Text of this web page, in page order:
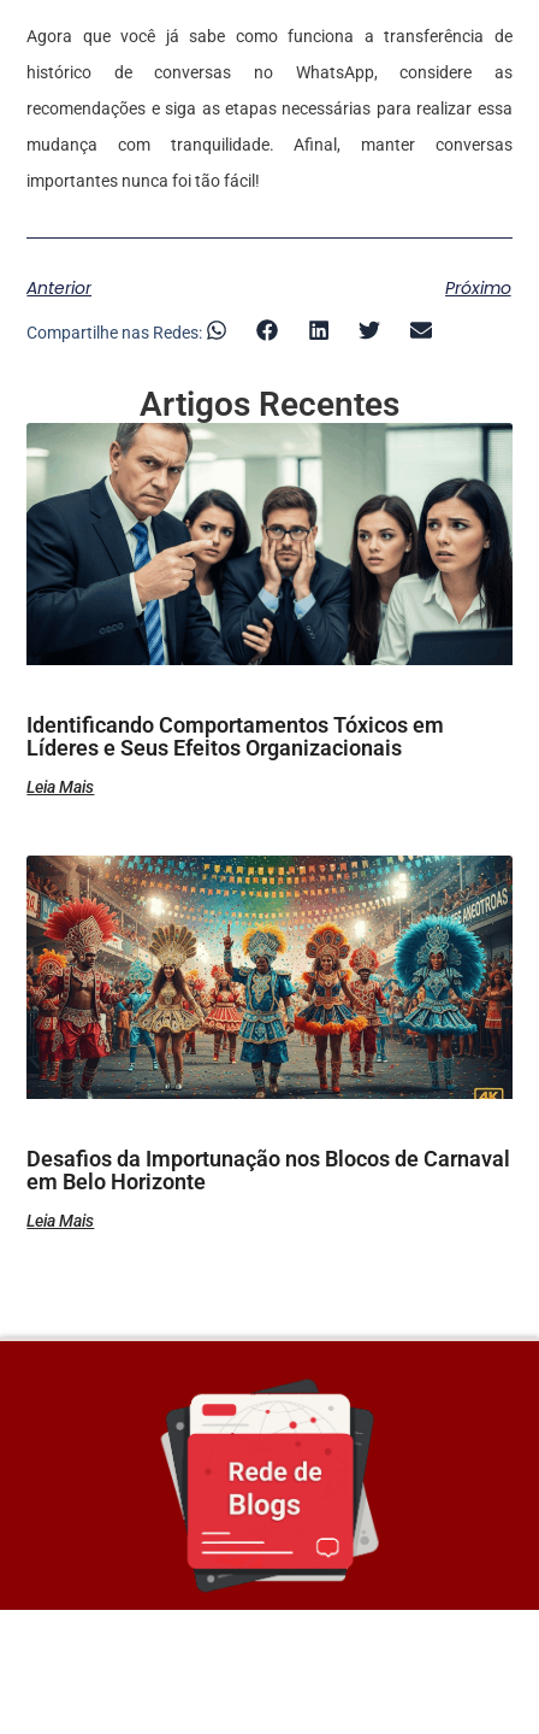
Agora que você já sabe como funciona a transferência de
histórico de conversas no WhatsApp, considere as
recomendações e siga as etapas necessárias para realizar essa
mudança com tranquilidade. Afinal, manter conversas
importantes nunca foi tão fácil!
Anterior Próximo
Compartilhe nas Redes:
Artigos Recentes
Identificando Comportamentos Tóxicos em
Líderes e Seus Efeitos Organizacionais
Leia Mais
Desafios da Importunação nos Blocos de Carnaval
em Belo Horizonte
Leia Mais